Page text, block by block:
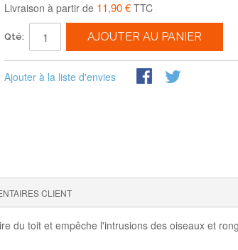
Livraison à partir de 11,90 € TTC
Qté: AJOUTER AU PANIER
Ajouter à la liste d'envies
CLIENT
du toit et empêche l'intrusions des oiseaux et